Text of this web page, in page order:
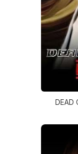
DEAD